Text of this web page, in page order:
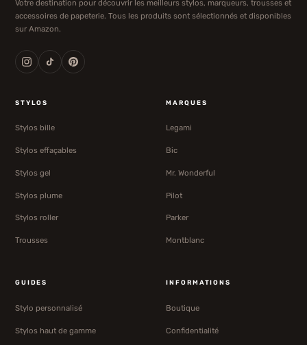
Votre destination pour découvrir les meilleurs stylos, marqueurs, trousses et
accessoires de papeterie. Tous les produits sont sélectionnés et disponibles
sur Amazon.
STYLOS
Stylos bille
Stylos effaçables
Stylos gel
Stylos plume
Stylos roller
Trousses
MARQUES
Legami
Bic
Mr. Wonderful
Pilot
Parker
Montblanc
GUIDES
Stylo personnalisé
Stylos haut de gamme
INFORMATIONS
Boutique
Confidentialité